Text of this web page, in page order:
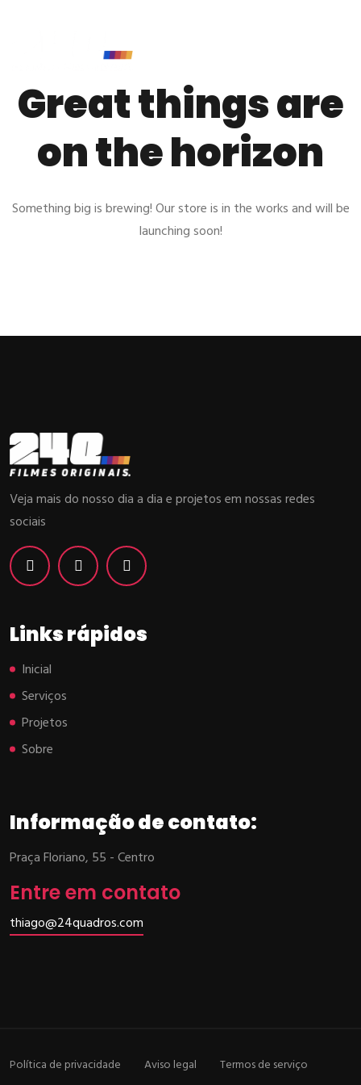
Great things are
on the horizon
Something big is brewing! Our store is in the works and will be
launching soon!
Veja mais do nosso dia a dia e projetos em nossas redes
sociais
Links rápidos
Inicial
Serviços
Projetos
Sobre
Informação de contato:
Praça Floriano, 55 - Centro
Entre em contato
thiago@24quadros.com
Política de privacidade Aviso legal Termos de serviço